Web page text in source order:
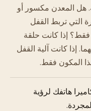
هل المعدن مكسور أو
التي تربط القفل
إذا كانت حلقة
إذا كانت آلية القفل
المكون فقط.
هاتفك لرؤية